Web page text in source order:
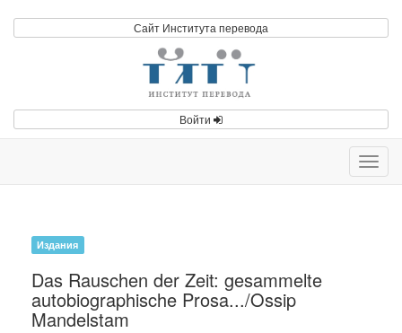
Сайт Института перевода
Войти
Издания
Das Rauschen der Zeit: gesammelte
autobiographische Prosa.../Ossip
Mandelstam